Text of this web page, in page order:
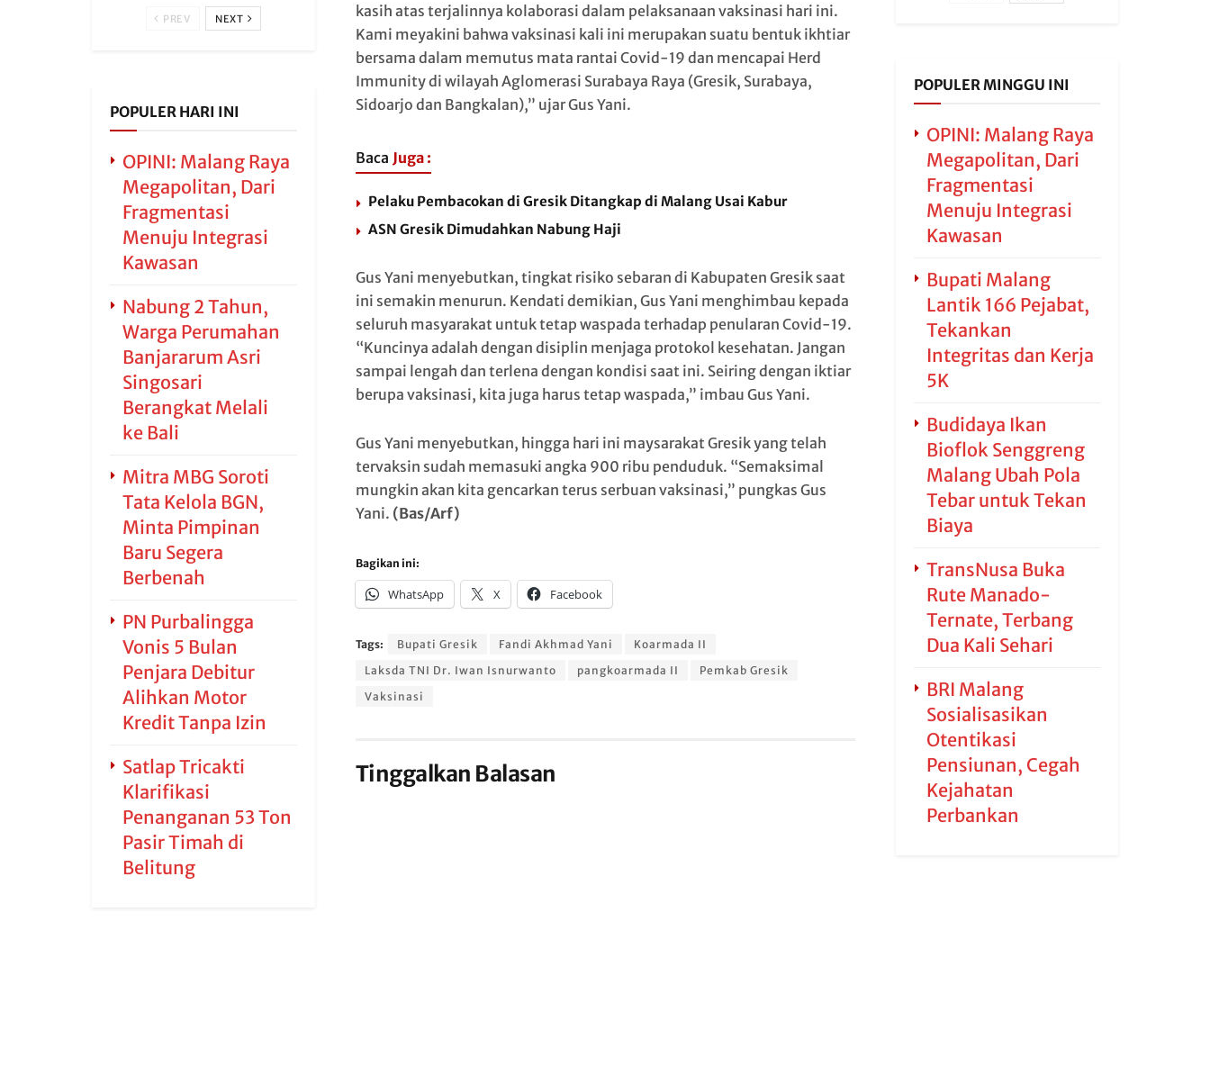
kasih atas terjalinnya kolaborasi dalam pelaksanaan vaksinasi hari ini.
Kami meyakini bahwa vaksinasi kali ini merupakan suatu bentuk ikhtiar
bersama dalam memutus mata rantai Covid-19 dan mencapai Herd
Immunity di wilayah Aglomerasi Surabaya Raya (Gresik, Surabaya,
Sidoarjo dan Bangkalan),” ujar Gus Yani.
Baca Juga :
Pelaku Pembacokan di Gresik Ditangkap di Malang Usai Kabur
ASN Gresik Dimudahkan Nabung Haji
Gus Yani menyebutkan, tingkat risiko sebaran di Kabupaten Gresik saat
ini semakin menurun. Kendati demikian, Gus Yani menghimbau kepada
seluruh masyarakat untuk tetap waspada terhadap penularan Covid-19.
“Kuncinya adalah dengan disiplin menjaga protokol kesehatan. Jangan
sampai lengah dan terlena dengan kondisi saat ini. Seiring dengan iktiar
berupa vaksinasi, kita juga harus tetap waspada,” imbau Gus Yani.
Gus Yani menyebutkan, hingga hari ini maysarakat Gresik yang telah
tervaksin sudah memasuki angka 900 ribu penduduk. “Semaksimal
mungkin akan kita gencarkan terus serbuan vaksinasi,” pungkas Gus
Yani. (Bas/Arf)
Bagikan ini:
WhatsApp X Facebook
Tags: Bupati Gresik Fandi Akhmad Yani
Koarmada II
Laksda TNI Dr. Iwan Isnurwanto
pangkoarmada II
Pemkab Gresik
Vaksinasi
Tinggalkan Balasan
PREV NEXT
POPULER HARI INI
OPINI: Malang Raya
Megapolitan, Dari
Fragmentasi
Menuju Integrasi
Kawasan
Nabung 2 Tahun,
Warga Perumahan
Banjararum Asri
Singosari
Berangkat Melali
ke Bali
Mitra MBG Soroti
Tata Kelola BGN,
Minta Pimpinan
Baru Segera
Berbenah
PN Purbalingga
Vonis 5 Bulan
Penjara Debitur
Alihkan Motor
Kredit Tanpa Izin
Satlap Tricakti
Klarifikasi
Penanganan 53 Ton
Pasir Timah di
Belitung
POPULER MINGGU INI
OPINI: Malang Raya
Megapolitan, Dari
Fragmentasi
Menuju Integrasi
Kawasan
Bupati Malang
Lantik 166 Pejabat,
Tekankan
Integritas dan Kerja
5K
Budidaya Ikan
Bioflok Senggreng
Malang Ubah Pola
Tebar untuk Tekan
Biaya
TransNusa Buka
Rute Manado-
Ternate, Terbang
Dua Kali Sehari
BRI Malang
Sosialisasikan
Otentikasi
Pensiunan, Cegah
Kejahatan
Perbankan